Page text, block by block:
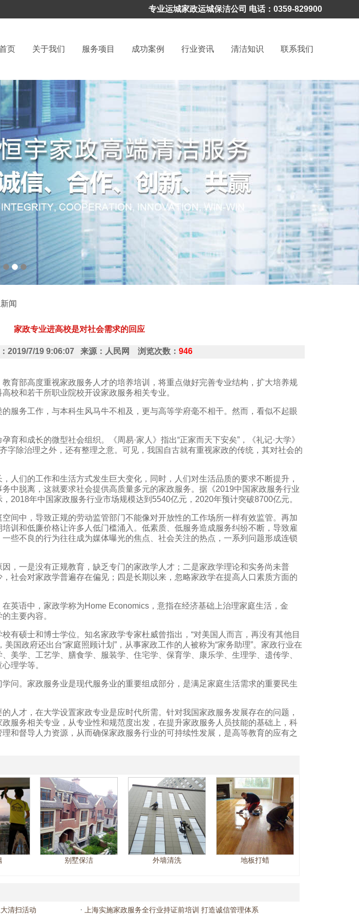
专业运城家政运城保洁公司 电话：0359-829900
页 关于我们 服务项目 成功案例 行业资讯 清洁知识 联系我们
闻
家政专业进高校是对社会需求的回应
2019/7/19 9:06:07 来源：人民网 浏览次数： 946
育部高度重视家政服务人才的培养培训，将重点做好完善专业结构，扩大培养规
校和若干所职业院校开设家政服务相关专业。
服务工作，与本科生风马牛不相及，更与高等学府毫不相干。然而，看似不起眼
育和成长的微型社会组织。《周易·家人》指出“正家而天下安矣”，《礼记·大学》
字除治理之外，还有整理之意。可见，我国自古就有重视家政的传统，其对社会的
人们的工作和生活方式发生巨大变化，同时，人们对生活品质的要求不断提升，
中脱离，这就要求社会提供高质量多元的家政服务。据《2019中国家政服务行业
2018年中国家政服务行业市场规模达到5540亿元，2020年预计突破8700亿元。
间中，导致正规的劳动监管部门不能像对开放性的工作场所一样有效监管。再加
培训和低廉价格让许多人低门槛涌入。低素质、低服务造成服务纠纷不断，导致雇
些不良的行为往往成为媒体曝光的焦点、社会关注的热点，一系列问题形成连锁
，一是没有正规教育，缺乏专门的家政学人才；二是家政学理论和实务尚未普
社会对家政学普遍存在偏见；四是长期以来，忽略家政学在提高人口素质方面的
英语中，家政学称为Home Economics，意指在经济基础上治理家庭生活，金
主要内容。
有硕士和博士学位。知名家政学专家杜威曾指出，“对美国人而言，再没有其他目
国政府还出台“家庭照顾计划”，从事家政工作的人被称为“家务助理”。家政行业在
美学、工艺学、膳食学、服装学、住宅学、保育学、康乐学、生理学、遗传学、
理学等。
问。家政服务业是现代服务业的重要组成部分，是满足家庭生活需求的重要民生
人才，在大学设置家政专业是应时代所需。针对我国家政服务发展存在的问题，
服务相关专业，从专业性和规范度出发，在提升家政服务人员技能的基础上，科
和督导人力资源，从而确保家政服务行业的可持续性发展，是高等教育的应有之
别墅保洁 外墙清洗 地板打蜡
清扫活动 · 上海实施家政服务全行业持证前培训 打造诚信管理体系